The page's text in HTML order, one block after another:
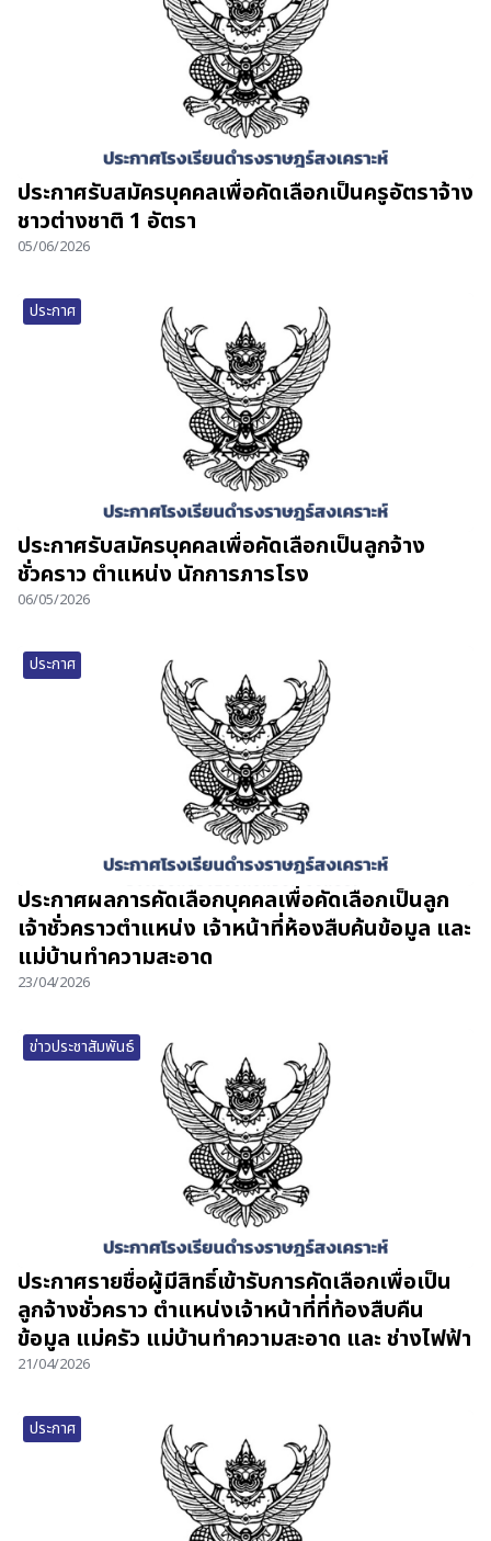
ประกาศรับสมัครบุคคลเพื่อคัดเลือกเป็นครูอัตราจ้าง
ชาวต่างชาติ 1 อัตรา
05/06/2026
ประกาศ
ประกาศรับสมัครบุคคลเพื่อคัดเลือกเป็นลูกจ้าง
ชั่วคราว ตำแหน่ง นักการภารโรง
06/05/2026
ประกาศ
ประกาศผลการคัดเลือกบุคคลเพื่อคัดเลือกเป็นลูก
เจ้าชั่วคราวตำแหน่ง เจ้าหน้าที่ห้องสืบค้นข้อมูล และ
แม่บ้านทำความสะอาด
23/04/2026
ข่าวประชาสัมพันธ์
ประกาศรายชื่อผู้มีสิทธิ์เข้ารับการคัดเลือกเพื่อเป็น
ลูกจ้างชั่วคราว ตำแหน่งเจ้าหน้าที่ที่ท้องสืบคืน
ข้อมูล แม่ครัว แม่บ้านทำความสะอาด และ ช่างไฟฟ้า
21/04/2026
ประกาศ